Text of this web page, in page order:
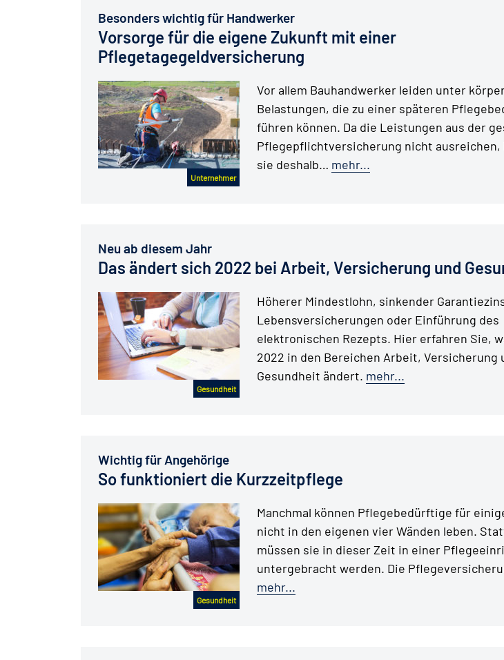
Besonders wichtig für Handwerker
Vorsorge für die eigene Zukunft mit einer
Pflegetagegeldversicherung
Unternehmer
Vor allem Bauhandwerker leiden unter
Belastungen, die zu einer späteren
führen können. Da die Leistungen aus der
Pflegepflichtversicherung nicht
sie deshalb… mehr...
Neu ab diesem Jahr
Das ändert sich 2022 bei Arbeit, Versicherung und
Gesundheit
Höherer Mindestlohn, sinkender
Lebensversicherungen oder Einführung des
elektronischen Rezepts. Hier erfahren Sie,
2022 in den Bereichen Arbeit, Versicherung
Gesundheit ändert. mehr...
Wichtig für Angehörige
So funktioniert die Kurzzeitpflege
Gesundheit
Manchmal können Pflegebedürftige für
nicht in den eigenen vier Wänden leben.
müssen sie in dieser Zeit in einer
untergebracht werden. Die
mehr...